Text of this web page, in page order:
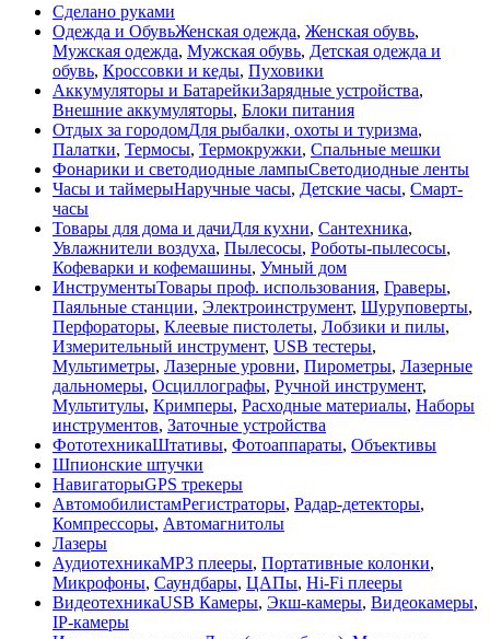
Сделано руками
Одежда и ОбувьЖенская одежда, Женская обувь,
Мужская одежда, Мужская обувь, Детская одежда и
обувь, Кроссовки и кеды, Пуховики
Аккумуляторы и БатарейкиЗарядные устройства,
Внешние аккумуляторы, Блоки питания
Отдых за городомДля рыбалки, охоты и туризма,
Палатки, Термосы, Термокружки, Спальные мешки
Фонарики и светодиодные лампыСветодиодные ленты
Часы и таймерыНаручные часы, Детские часы, Смарт-
часы
Товары для дома и дачиДля кухни, Сантехника,
Увлажнители воздуха, Пылесосы, Роботы-пылесосы,
Кофеварки и кофемашины, Умный дом
ИнструментыТовары проф. использования, Граверы,
Паяльные станции, Электроинструмент, Шуруповерты,
Перфораторы, Клеевые пистолеты, Лобзики и пилы,
Измерительный инструмент, USB тестеры,
Мультиметры, Лазерные уровни, Пирометры, Лазерные
дальномеры, Осциллографы, Ручной инструмент,
Мультитулы, Кримперы, Расходные материалы, Наборы
инструментов, Заточные устройства
ФототехникаШтативы, Фотоаппараты, Объективы
Шпионские штучки
НавигаторыGPS трекеры
АвтомобилистамРегистраторы, Радар-детекторы,
Компрессоры, Автомагнитолы
Лазеры
АудиотехникаMP3 плееры, Портативные колонки,
Микрофоны, Саундбары, ЦАПы, Hi-Fi плееры
ВидеотехникаUSB Камеры, Экш-камеры, Видеокамеры,
IP-камеры